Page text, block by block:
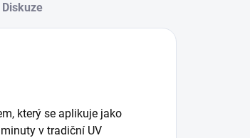
Diskuze
který se aplikuje jako
v tradiční UV